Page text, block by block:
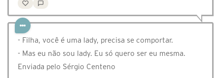
- Filha, você é uma lady, precisa se comportar.
- Mas eu não sou lady. Eu só quero ser eu mesma.
Enviada pelo Sérgio Centeno